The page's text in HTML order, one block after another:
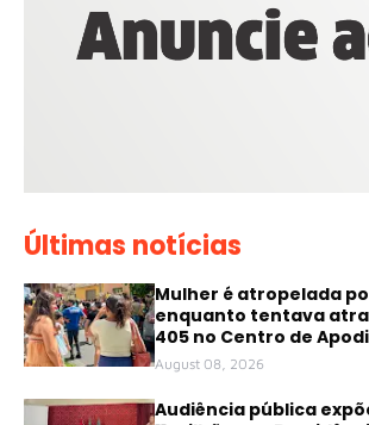
Últimas notícias
Mulher é atropelada
enquanto tentava
405 no Centro de Apodi
August 08, 2026
Audiência pública